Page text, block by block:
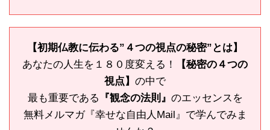
【初期仏教に伝わる”４つの視点の秘密”とは】
あなたの人生を１８０度変える！
【秘密の４つの
視点】 の中で
最も重要である 『観念の法則』 のエッセンスを
無料メルマガ『幸せな自由人Mail』で学んでみま